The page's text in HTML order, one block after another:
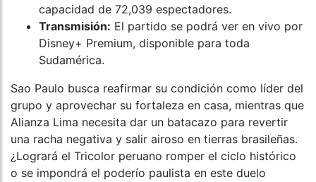
capacidad de 72,039 espectadores.
Transmisión: El partido se podrá ver en vivo por
Disney+ Premium, disponible para toda
Sudamérica.
Sao Paulo busca reafirmar su condición como líder del
grupo y aprovechar su fortaleza en casa, mientras que
Alianza Lima necesita dar un batacazo para revertir
una racha negativa y salir airoso en tierras brasileñas.
¿Logrará el Tricolor peruano romper el ciclo histórico
o se impondrá el poderío paulista en este duelo